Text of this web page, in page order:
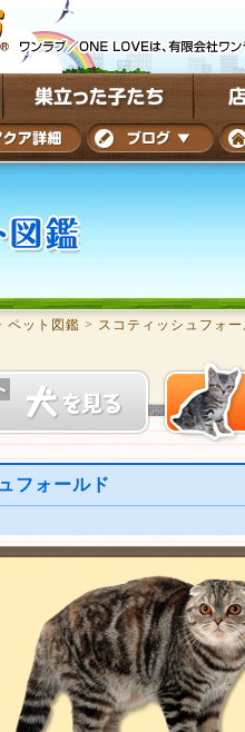
ペット図鑑 > スコティッシュフォ
フォールド